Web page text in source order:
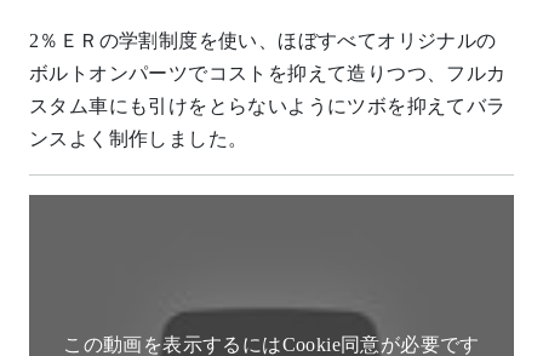
2％ＥＲの学割制度を使い、ほぼすべてオリジナルの
ボルトオンパーツでコストを抑えて造りつつ、フルカ
スタム車にも引けをとらないようにツボを抑えてバラ
ンスよく制作しました。
この動画を表示するにはCookie同意が必要です